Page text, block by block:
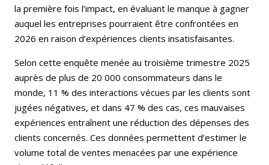
la première fois l’impact, en évaluant le manque à gagner
auquel les entreprises pourraient être confrontées en
2026 en raison d’expériences clients insatisfaisantes.
Selon cette enquête menée au troisième trimestre 2025
auprès de plus de 20 000 consommateurs dans le
monde, 11 % des interactions vécues par les clients sont
jugées négatives, et dans 47 % des cas, ces mauvaises
expériences entraînent une réduction des dépenses des
clients concernés. Ces données permettent d’estimer le
volume total de ventes menacées par une expérience